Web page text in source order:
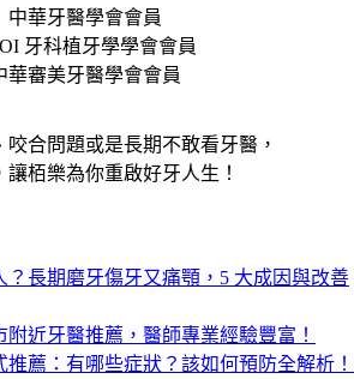
中華牙醫學會會員
牙科植牙學學會會員
華審美牙醫學會會員
咬合問題或是長期不敢看牙醫，
讓栢樂為你重啟好牙人生！
？長期磨牙傷牙又痛顎，5 大成因與改善
近牙醫推薦，醫師專業經驗豐富！
薦：有哪些症狀？該如何預防全解析！